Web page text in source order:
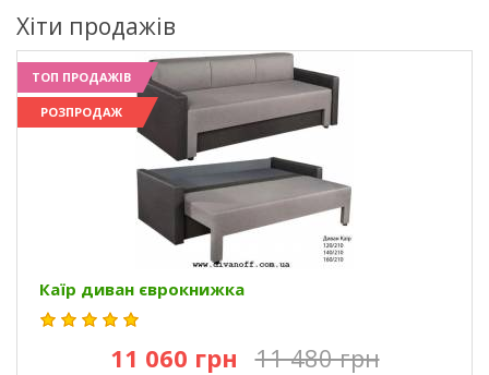
Хіти продажів
ТОП ПРОДАЖІВ
РОЗПРОДАЖ
Каїр диван єврокнижка
11 060 грн 11 480 грн